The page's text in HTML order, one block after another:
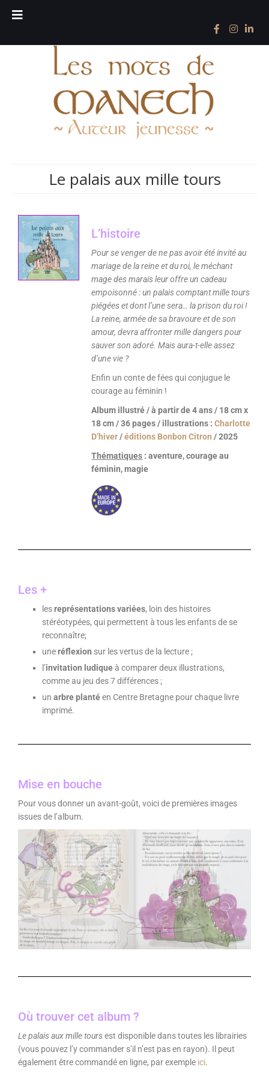
Le palais aux mille tours
L’histoire
Pour se venger de ne pas avoir été invité au
mariage de la reine et du roi, le méchant
mage des marais leur offre un cadeau
empoisonné : un palais comptant mille tours
piégées et dont l’une sera… la prison du roi !
La reine, armée de sa bravoure et de son
amour, devra affronter mille dan­gers pour
sauver son adoré. Mais aura-t-elle assez
d’une vie ?
Enfin un conte de fées qui conjugue le
courage au féminin !
Album illustré / à partir de 4 ans / 18 cm x
18 cm / 36 pages / illustrations :Charlotte
D’hiver/éditions Bonbon Citron / 2025
Thématiques : aventure, courage au
féminin, magie
Les +
lesreprésentations variées, loin des histoires
stéréotypées, qui permettent à tous les enfants de se
reconnaître;
uneréflexion sur les vertus de la lecture ;
l’invitation ludiqueà comparer deux illustrations,
comme au jeu des 7 différences ;
un arbre plantéen Centre Bretagne pour chaque livre
imprimé.
Mise en bouche
Pour vous donner un avant-goût, voici de premières images
issues de l’album.
Où trouver cet album ?
Le palais aux mille toursest disponible dans toutes les librairies
(vous pouvez l’y commander s’il n’est pas en rayon). Il peut
également être commandé en ligne, par exemple ici.